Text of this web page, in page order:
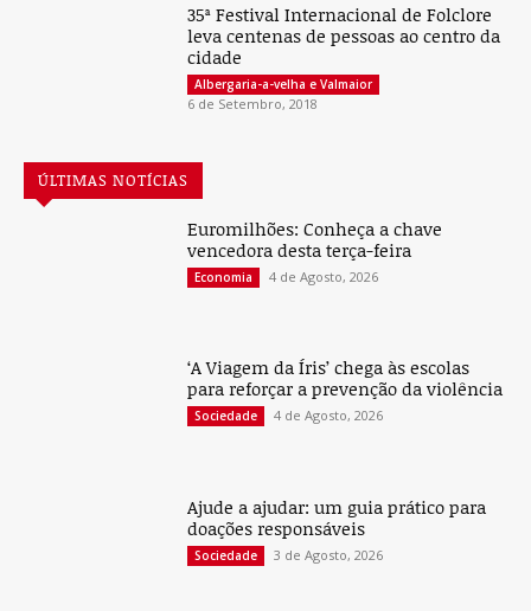
35ª Festival Internacional de Folclore
leva centenas de pessoas ao centro da
cidade
Albergaria-a-velha e Valmaior
6 de Setembro, 2018
ÚLTIMAS NOTÍCIAS
Euromilhões: Conheça a chave
vencedora desta terça-feira
Economia 4 de Agosto, 2026
‘A Viagem da Íris’ chega às escolas
para reforçar a prevenção da violência
Sociedade 4 de Agosto, 2026
Ajude a ajudar: um guia prático para
doações responsáveis
Sociedade 3 de Agosto, 2026